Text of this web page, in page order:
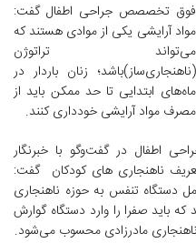
فوق تخصصص جراحی اطفال گفت:
مواد آرایشی یکی از موادی هستند که
می‌تواند تراتوژن
(ناهنجاری‌ساز)‌باشد؛ زنان باردار در
ماه‌های ابتدایی تا حد ممکن باید از
مصرف مواد آرایشی خودداری کنند.
اطفال در گفت‌وگو با خبرنگار
ناهنجاری های کودکان گفت:
دستگاه تنفس به حوزه ناهنجاری‌
باید صفرا را وارد دستگاه گوارش
مادرزادی محسوب می‌شود.